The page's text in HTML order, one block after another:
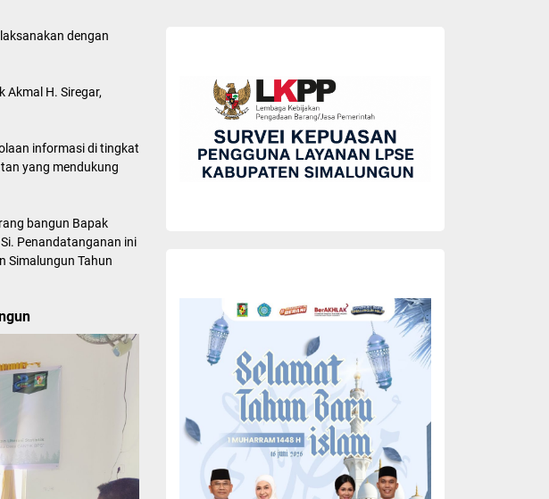
dengan
Akmal H. Siregar,
informasi di tingkat
yang mendukung
bangun Bapak
Penandatanganan ini
Simalungun Tahun